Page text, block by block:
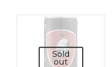
Sold
out